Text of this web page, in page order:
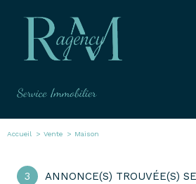
Accueil Vente Maison
3 ANNONCE(S) TROUVÉE(S)